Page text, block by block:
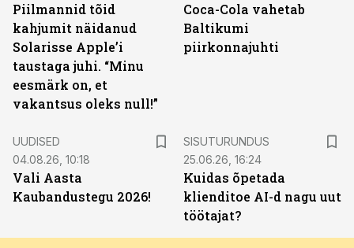
Piilmannid tõid
kahjumit näidanud
Solarisse Apple’i
taustaga juhi. “Minu
eesmärk on, et
vakantsus oleks null!”
Coca-Cola vahetab
Baltikumi
piirkonnajuhti
UUDISED
04.08.26, 10:18
Vali Aasta
Kaubandustegu 2026!
SISUTURUNDUS
25.06.26, 16:24
Kuidas õpetada
klienditoe AI-d nagu uut
töötajat?